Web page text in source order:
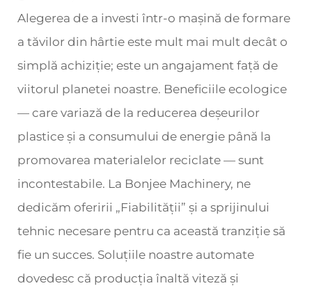
Alegerea de a investi într-o mașină de formare
a tăvilor din hârtie este mult mai mult decât o
simplă achiziție; este un angajament față de
viitorul planetei noastre. Beneficiile ecologice
— care variază de la reducerea deșeurilor
plastice și a consumului de energie până la
promovarea materialelor reciclate — sunt
incontestabile. La Bonjee Machinery, ne
dedicăm oferirii „Fiabilității” și a sprijinului
tehnic necesare pentru ca această tranziție să
fie un succes. Soluțiile noastre automate
dovedesc că producția înaltă viteză și